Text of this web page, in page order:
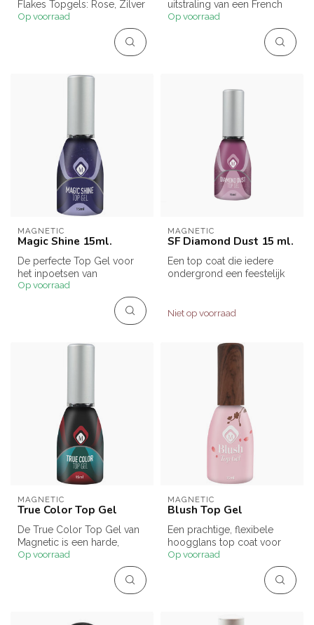
Flakes Topgels: Rose, Zilver
en Goud
Op voorraad
uitstraling van een French
manicure en helpt kleine...
Op voorraad
MAGNETIC
Magic Shine 15ml.
De perfecte Top Gel voor
het inpoetsen van
pigmenten, flakes, chrome
Op voorraad
MAGNETIC
SF Diamond Dust 15 ml.
Een top coat die iedere
ondergrond een feestelijk
Niet op voorraad
MAGNETIC
True Color Top Gel
De True Color Top Gel van
Magnetic is een harde,
hoogglanzende topgel
Op voorraad
MAGNETIC
Blush Top Gel
Een prachtige, flexibele
hoogglans top coat voor
een krasvrije afwerking met
Op voorraad